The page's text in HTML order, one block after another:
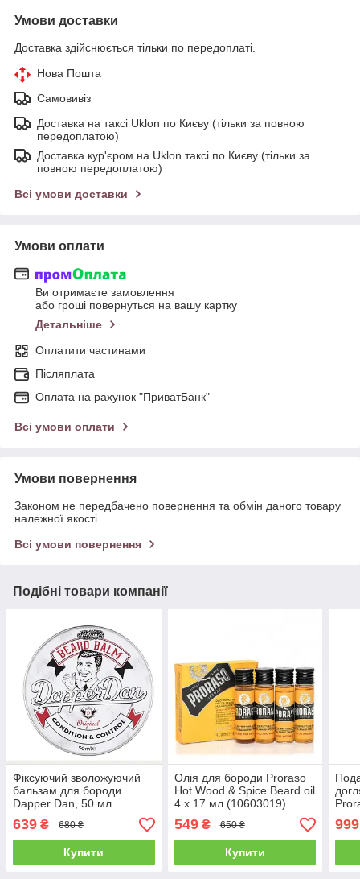
Умови доставки
Доставка здійснюється тільки по передоплаті.
Нова Пошта
Самовивіз
Доставка на таксі Uklon по Києву (тільки за повною
передоплатою)
Доставка кур'єром на Uklon таксі по Києву (тільки за
повною передоплатою)
Всі умови доставки
Умови оплати
Ви отримаєте замовлення
або гроші повернуться на вашу картку
Детальніше
Оплатити частинами
Післяплата
Оплата на рахунок "ПриватБанк"
Всі умови оплати
Умови повернення
Законом не передбачено повернення та обмін даного товару
належної якості
Всі умови повернення
Подібні товари компанії
Фіксуючий зволожуючий
бальзам для бороди
Dapper Dan, 50 мл
639 ₴ 680 ₴
Купити
Олія для бороди Proraso
Hot Wood & Spice Beard oil
4 х 17 мл (10603019)
549₴ 650 ₴
Купити
999